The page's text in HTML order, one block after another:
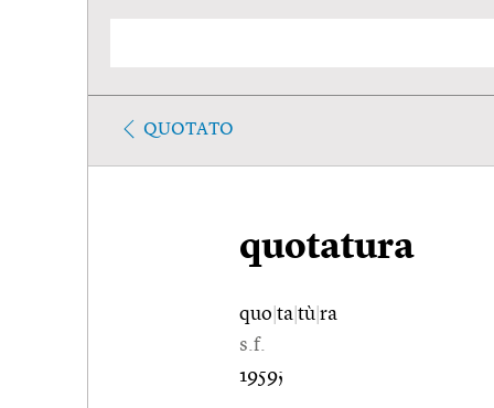
QUOTATO
quotatura
quo ta tù ra
s.f.
1959;